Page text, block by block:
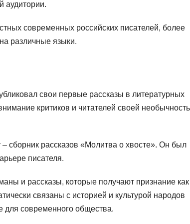
аудитории.
современных российских писателей, более
различные языки.
свои первые рассказы в литературных
критиков и читателей своей
сборник рассказов «Молитва о хвосте». Он был
писателя.
и рассказы, которые получают признание как
связаны с историей и культурой народов
для современного общества.